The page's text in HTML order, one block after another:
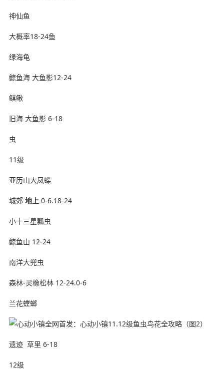
神仙鱼
大概率18-24鱼
绿海龟
鲸鱼海 大鱼影12-24
鲯鳅
旧海 大鱼影 6-18
虫
11级
亚历山大凤蝶
城郊 地上0-6.18-24
小十三星瓢虫
鲸鱼山 12-24
南洋大兜虫
森林-灵橡松林 12-24.0-6
兰花螳螂
遗迹 ️ 草里 6-18
12级